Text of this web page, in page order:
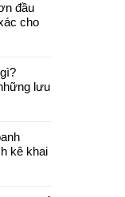
đầu
cho
lưu
kê khai